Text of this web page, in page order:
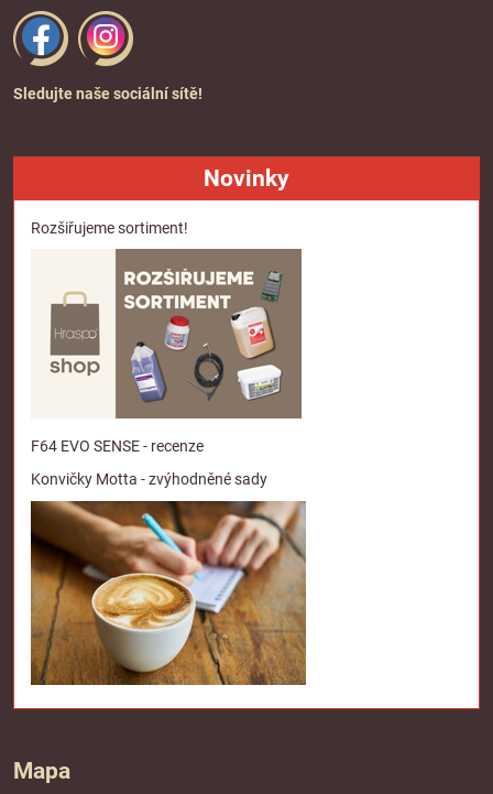
Sledujte naše sociální sítě!
Novinky
Rozšiřujeme sortiment!
F64 EVO SENSE - recenze
Konvičky Motta - zvýhodněné sady
Mapa